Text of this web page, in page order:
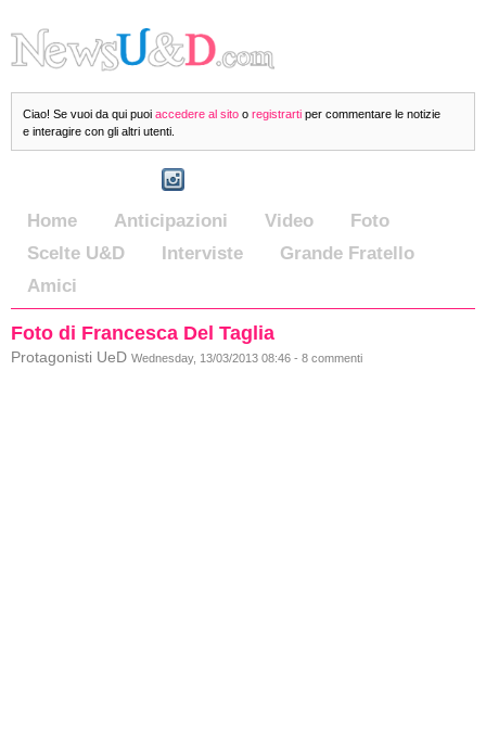
Ciao! Se vuoi da qui puoi accedere al sito o registrarti per commentare le notizie
e interagire con gli altri utenti.
Home Anticipazioni Video
Foto
Scelte U&D
Interviste
Grande Fratello
Amici
Foto di Francesca Del Taglia
Protagonisti UeD Wednesday, 13/03/2013 08:46 - 8 commenti